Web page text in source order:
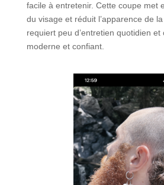
facile à entretenir. Cette coupe met
du visage et réduit l’apparence de
requiert peu d’entretien quotidien et
moderne et confiant.